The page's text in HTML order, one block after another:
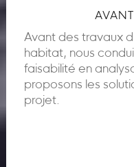
Avant des travaux
habitat, nous
faisabilité en
proposons les
projet.